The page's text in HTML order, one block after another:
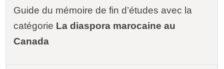
Guide du mémoire de fin d’études avec la
catégorie La diaspora marocaine au
Canada